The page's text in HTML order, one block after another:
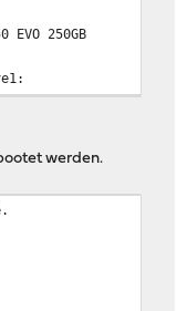
250GB
(0..1) 1
2 GB! Make sure
Proceeding on your
disk 1 with new
in total
werden.